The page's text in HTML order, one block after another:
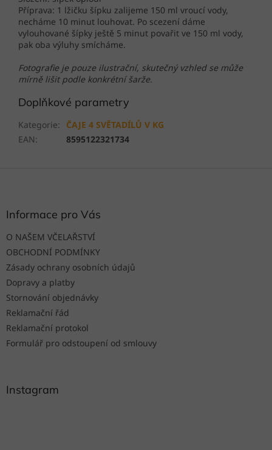
Příprava: 1 lžičku šípku zalijeme 150 ml vroucí vody,
necháme 10 minut louhovat. Po scezení dáme
vylouhované šípky ještě 5 minut povařit ve 150 ml vody,
pak oba výluhy smícháme.
Fotografie je pouze ilustrační, skutečný vzhled se může
mírně lišit podle konkrétní šarže.
Doplňkové parametry
Kategorie:
ČAJE 4 SVĚTADÍLŮ V KG
EAN: 8595122321734
Informace pro Vás
O NAŠEM VČELAŘSTVÍ
OBCHODNÍ PODMÍNKY
Zásady ochrany osobních údajů
Dopravy a platby
Stornování objednávky
Reklamační řád
Reklamační protokol
Formulář pro odstoupení od smlouvy
Instagram